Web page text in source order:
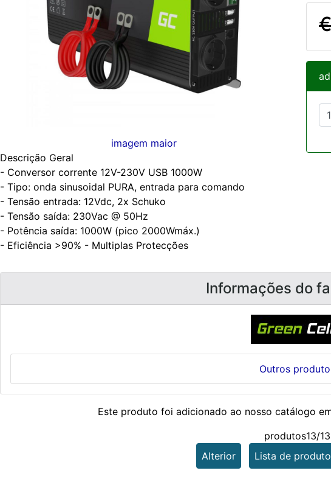
imagem maior
Descrição Geral
- Conversor corrente 12V-230V USB 1000W
- Tipo: onda sinusoidal PURA, entrada para comando
- Tensão entrada: 12Vdc, 2x Schuko
- Tensão saída: 230Vac @ 50Hz
- Potência saída: 1000W (pico 2000Wmáx.)
- Eficiência >90% - Multiplas Protecções
Informações do
Outros
Este produto foi adicionado ao nosso catálogo
produtos13/13
Alterior
Lista de